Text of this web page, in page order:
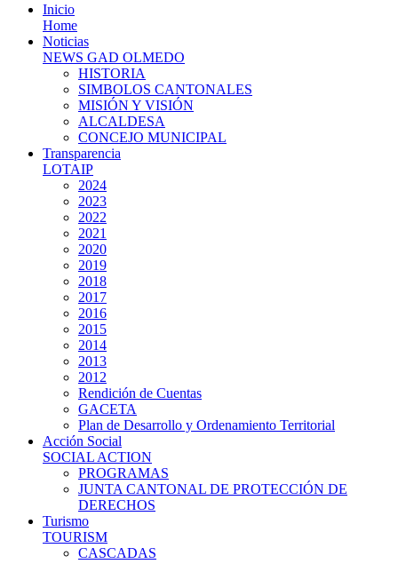
Inicio
Home
Noticias
NEWS GAD OLMEDO
HISTORIA
SIMBOLOS CANTONALES
MISIÓN Y VISIÓN
ALCALDESA
CONCEJO MUNICIPAL
Transparencia
LOTAIP
2024
2023
2022
2021
2020
2019
2018
2017
2016
2015
2014
2013
2012
Rendición de Cuentas
GACETA
Plan de Desarrollo y Ordenamiento Territorial
Acción Social
SOCIAL ACTION
PROGRAMAS
JUNTA CANTONAL DE PROTECCIÓN DE
DERECHOS
Turismo
TOURISM
CASCADAS